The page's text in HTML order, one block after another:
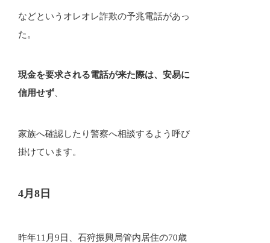
などというオレオレ詐欺の予兆電話があっ
た。
現金を要求される電話が来た際は、安易に
信用せず、
家族へ確認したり警察へ相談するよう呼び
掛けています。
4月8日
昨年11月9日、石狩振興局管内居住の70歳